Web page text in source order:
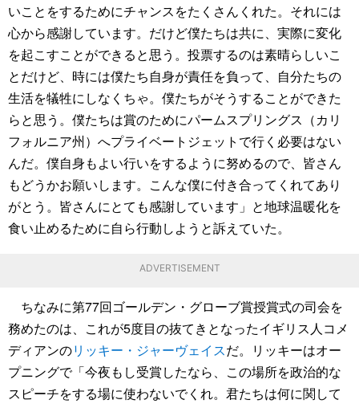
いことをするためにチャンスをたくさんくれた。それには
心から感謝しています。だけど僕たちは共に、実際に変化
を起こすことができると思う。投票するのは素晴らしいこ
とだけど、時には僕たち自身が責任を負って、自分たちの
生活を犠牲にしなくちゃ。僕たちがそうすることができた
らと思う。僕たちは賞のためにパームスプリングス（カリ
フォルニア州）へプライベートジェットで行く必要はない
んだ。僕自身もよい行いをするように努めるので、皆さん
もどうかお願いします。こんな僕に付き合ってくれてあり
がとう。皆さんにとても感謝しています」と地球温暖化を
食い止めるために自ら行動しようと訴えていた。
ADVERTISEMENT
ちなみに第77回ゴールデン・グローブ賞授賞式の司会を
務めたのは、これが5度目の抜てきとなったイギリス人コメ
ディアンのリッキー・ジャーヴェイスだ。リッキーはオー
プニングで「今夜もし受賞したなら、この場所を政治的な
スピーチをする場に使わないでくれ。君たちは何に関して